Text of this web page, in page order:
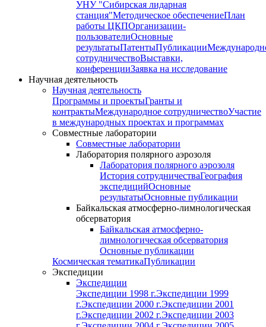
УНУ "Сибирская лидарная
станция"Методическое обеспечениеПлан
работы ЦКПОрганизации-
пользователиОсновные
результатыПатентыПубликации
сотрудничествоВыставки,
конференцииЗаявка на исследование
Научная деятельность
Научная деятельность
Программы и проектыГранты и
контрактыМеждународное сотрудничествоУчастие
в международных проектах и программах
Совместные лаборатории
Совместные лаборатории
Лаборатория полярного аэрозоля
Лаборатория полярного аэрозоля
История сотрудничестваГеография
экспедицийОсновные
результатыОсновные публикации
Байкальская атмосферно-лимнологическая
обсерватория
Байкальская атмосферно-
лимнологическая обсерватория
Основные публикации
Космическая тематикаПубликации
Экспедиции
Экспедиции
Экспедиции 1998 г.Экспедиции 1999
г.Экспедиции 2000 г.Экспедиции 2001
г.Экспедиции 2002 г.Экспедиции 2003